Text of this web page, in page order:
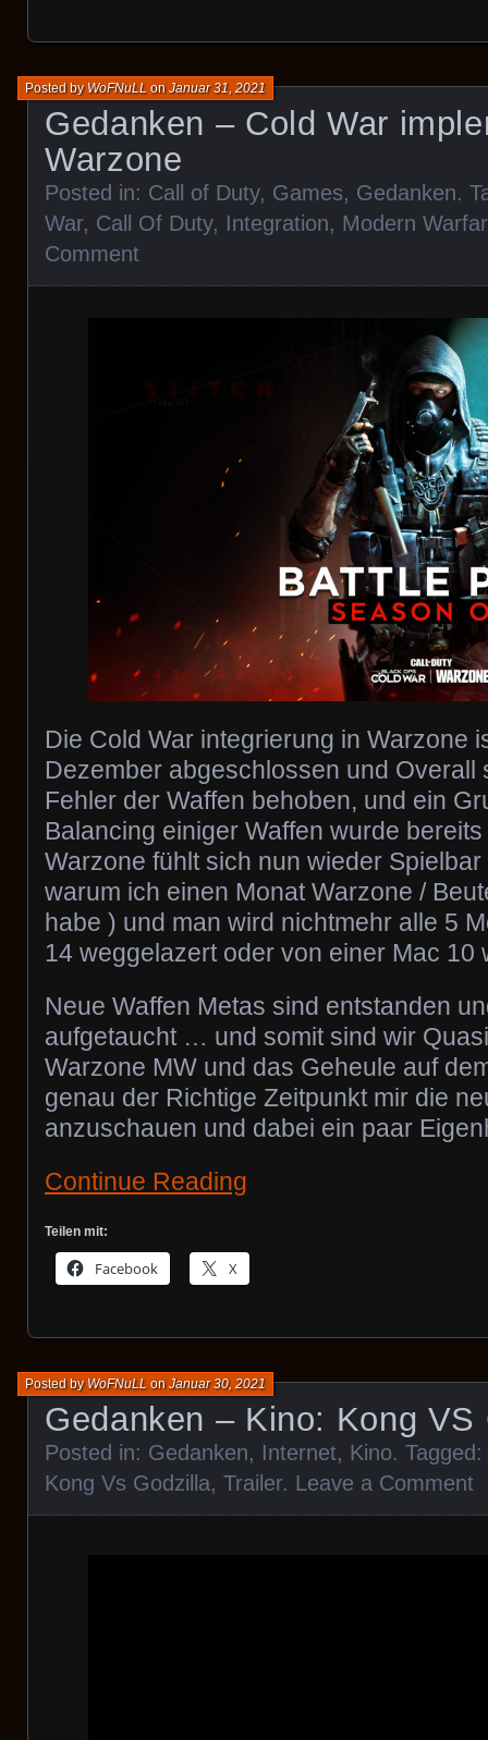
Gedanken – Cold War
Warzone
Posted byWoFNuLL onJanuar 31, 2021
Posted in: Call of Duty, Games, Gedanken.
War, Call Of Duty, Integration, Modern
Comment
Die Cold War integrierung in Warzone
Dezember abgeschlossen und Overall
Fehler der Waffen behoben, und ein
Balancing einiger Waffen wurde
Warzone fühlt sich nun wieder
warum ich einen Monat Warzone /
habe ) und man wird nichtmehr alle 5
14 weggelazert oder von einer Mac 10
Neue Waffen Metas sind entstanden
aufgetaucht … und somit sind wir
Warzone MW und das Geheule auf
genau der Richtige Zeitpunkt mir die
anzuschauen und dabei ein paar
Continue Reading
Teilen mit:
Facebook X
Gedanken – Kino: Kong VS
Posted byWoFNuLL onJanuar 30, 2021
Posted in: Gedanken, Internet, Kino. Tagged:
Kong Vs Godzilla, Trailer. Leave a Comment